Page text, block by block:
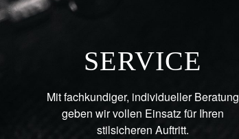
SERVICE
Mit fachkundiger, individueller Beratung
geben wir vollen Einsatz für Ihren
stilsicheren Auftritt.